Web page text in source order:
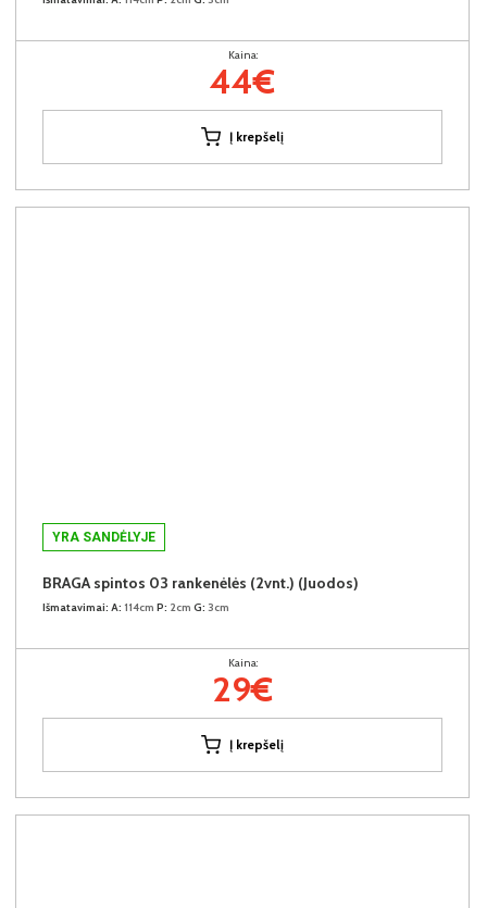
Kaina:
44€
Į krepšelį
YRA SANDĖLYJE
BRAGA spintos 03 rankenėlės (2vnt.) (Juodos)
Išmatavimai: A: 114cm P: 2cm G: 3cm
Kaina:
29€
Į krepšelį